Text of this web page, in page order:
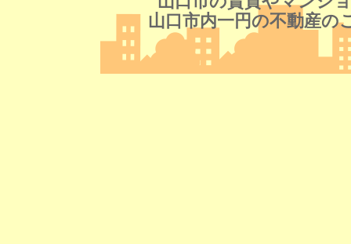
山口市内一円の不動産の